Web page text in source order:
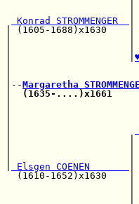
Konrad STROMMENGER
| (1605-
|
|--Margaretha
(1635-....)x1661
|
Elsgen COENEN
(1610-